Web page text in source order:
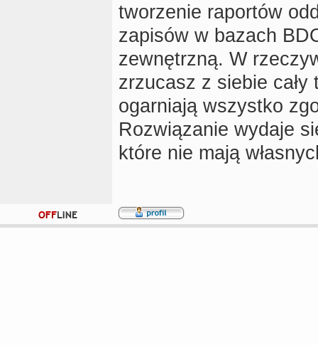
tworzenie raportów
zapisów w bazach
zewnętrzną. W
zrzucasz z siebie
ogarniają wszystko
Rozwiązanie wydaje
które nie mają